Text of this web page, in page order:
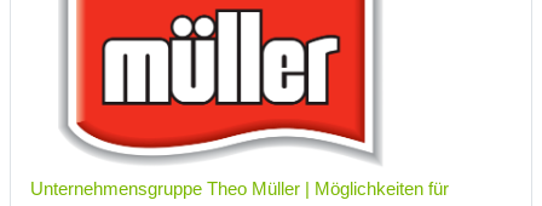
Unternehmensgruppe Theo Müller | Möglichkeiten für